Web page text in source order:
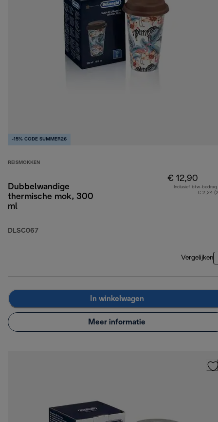
-15% CODE SUMMER26
REISMOKKEN
Dubbelwandige
thermische mok, 300
ml
DLSC067
€ 12,90
Inclusief btw-bedrag
€ 2,24
Vergelijken
In winkelwagen
Meer informatie